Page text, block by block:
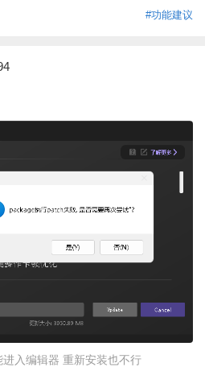
#功能建议
入编辑器 重新安装也不行